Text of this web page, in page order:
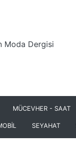
Moda Dergisi
MÜCEVHER - SAAT
SEYAHAT